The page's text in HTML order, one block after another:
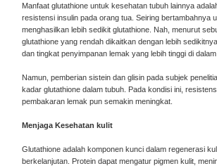
Manfaat glutathione untuk kesehatan tubuh lainnya
resistensi insulin pada orang tua. Seiring bertambahnya
menghasilkan lebih sedikit glutathione. Nah, menurut
glutathione yang rendah dikaitkan dengan lebih
dan tingkat penyimpanan lemak yang lebih tinggi di dalam
Namun, pemberian sistein dan glisin pada subjek
kadar glutathione dalam tubuh. Pada kondisi ini,
pembakaran lemak pun semakin meningkat.
Menjaga Kesehatan kulit
Glutathione adalah komponen kunci dalam regenerasi
berkelanjutan. Protein dapat mengatur pigmen kulit,